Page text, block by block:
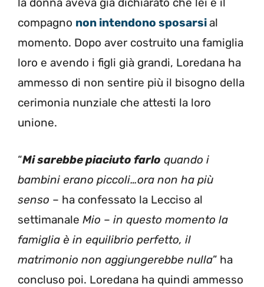
compagno non intendono sposarsial
momento. Dopo aver costruito una famiglia
loro e avendo i figli già grandi, Loredana ha
ammesso di non sentire più il bisogno della
cerimonia nunziale che attesti la loro
unione.
“Mi sarebbe piaciuto farlo quando i
bambini erano piccoli…ora non ha più
senso – ha confessato la Lecciso al
settimanale Mio – in questo momento la
famiglia è in equilibrio perfetto, il
matrimonio non aggiungerebbe nulla” ha
concluso poi. Loredana ha quindi ammesso